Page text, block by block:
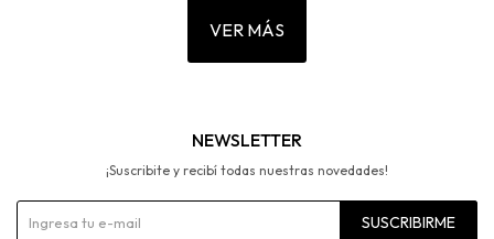
VER MÁS
NEWSLETTER
¡Suscribite y recibí todas nuestras novedades!
SUSCRIBIRME